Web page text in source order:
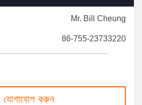
Mr. Bill Cheung
86-755-23733220
যোগাযোগ করুন